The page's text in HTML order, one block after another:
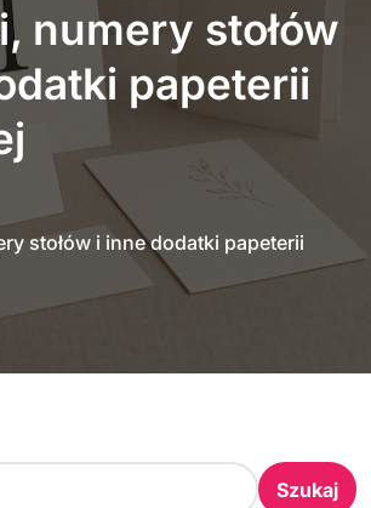
numery stołów
papeterii
stołów i inne dodatki papeterii
Szukaj